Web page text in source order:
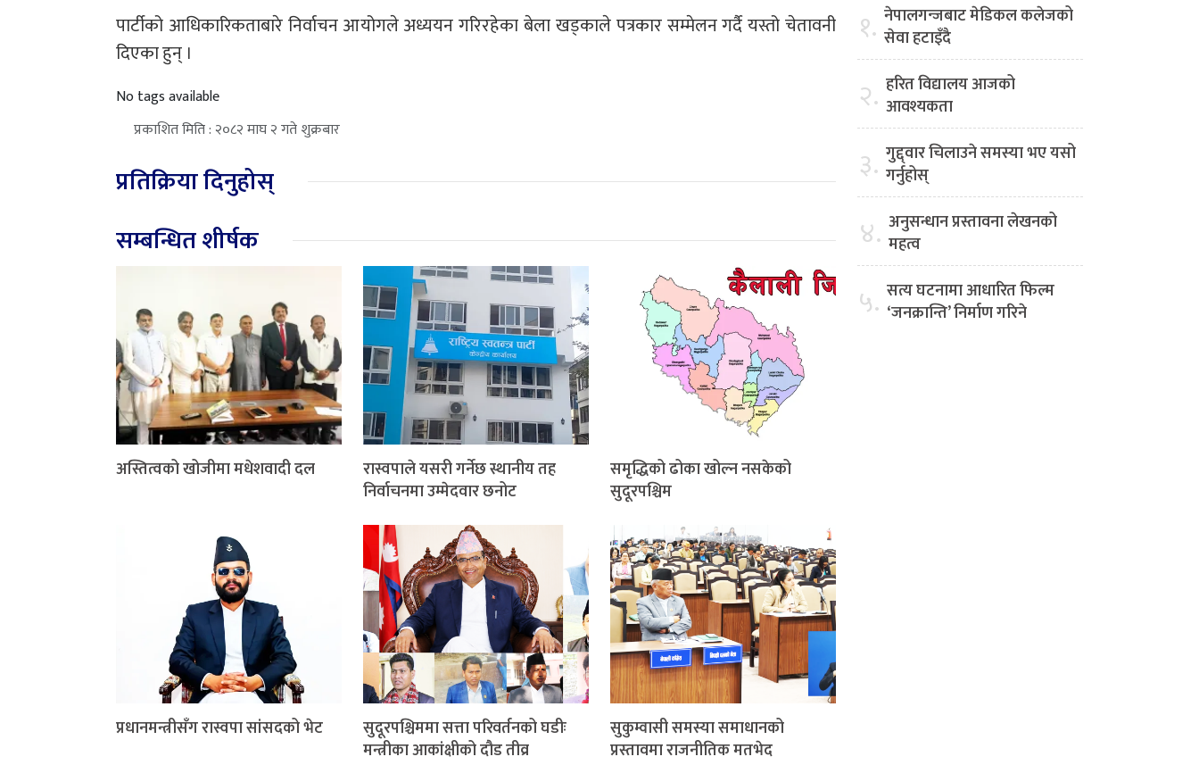
पार्टीको आधिकारिकताबारे निर्वाचन आयोगले अध्ययन गरिरहेका बेला खड्काले पत्रकार सम्मेलन गर्दै यस्तो चेतावनी
दिएका हुन् ।
No tags available
प्रकाशित मिति : २०८२ माघ २ गते शुक्रबार
प्रतिक्रिया दिनुहोस्
सम्बन्धित शीर्षक
अस्तित्वको खोजीमा मधेशवादी दल
रास्वपाले यसरी गर्नेछ स्थानीय तह
निर्वाचनमा उम्मेदवार छनोट
समृद्धिको ढोका खोल्न नसकेको
सुदूरपश्चिम
प्रधानमन्त्रीसँग रास्वपा सांसदको भेट
सुदूरपश्चिममा सत्ता परिवर्तनको घडीः
मन्त्रीका आकांक्षीको दौड तीव्र
सुकुम्वासी समस्या समाधानको
प्रस्तावमा राजनीतिक मतभेद
१. नेपालगन्जबाट मेडिकल कलेजको
सेवा हटाइँदै
२. हरित विद्यालय आजको
आवश्यकता
३. गुद्द्वार चिलाउने समस्या भए यसो
गर्नुहोस्
४. अनुसन्धान प्रस्तावना लेखनको
महत्व
५. सत्य घटनामा आधारित फिल्म
‘जनक्रान्ति’ निर्माण गरिने